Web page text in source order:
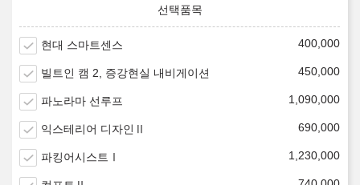
현대 스마트센스 400,000
빌트인 캠 2, 증강현실 내비게이션 450,000
파노라마 선루프 1,090,000
익스테리어 디자인Ⅱ 690,000
파킹어시스트Ⅰ 1,230,000